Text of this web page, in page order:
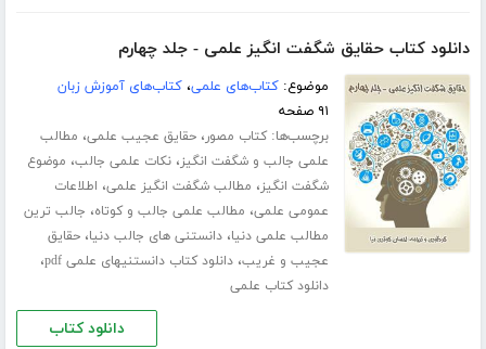
دانلود کتاب حقایق شگفت انگیز علمی - جلد چهارم
موضوع:کتاب‌های علمی،کتاب‌های آموزش زبان
۹۱ صفحه
برچسب‌ها:کتاب مصور،حقایق عجیب علمی، مطالب
علمی جالب و شگفت انگیز،نکات علمی جالب، موضوع
شگفت انگیز، مطالب شگفت انگیز علمی، اطلاعات
عمومی علمی، مطالب علمی جالب و کوتاه، جالب ترین
مطالب علمی دنیا،دانستنی های جالب دنیا،حقایق
عجیب و غریب،دانلود کتاب دانستنیهای علمی pdf ،
دانلود کتاب علمی
دانلود کتاب